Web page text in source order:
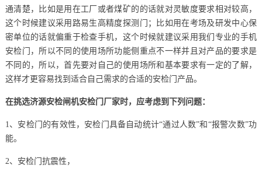
通清楚，比如是用在工厂或者煤矿的的话就对灵敏度要求相对较高，
这个时候建议采用路易生高精度探测门；比如用在考场及研发中心保
密单位的话就偏重于检查手机，这个时候就建议采用我们专业的手机
安检门，所以不同的使用场所功能侧重点不一样并且对产品的要求是
不同的，所以，首先要对自己的使用场所和基本要求有一定的了解，
这样才更容易找到适合自己需求的合适的安检门产品。
在挑选济源安检闸机安检门厂家时，应考虑到下列问题：
1、安检门的有效性，安检门具备自动统计“通过人数”和“报警次数”功
能。
2、安检门抗震性，